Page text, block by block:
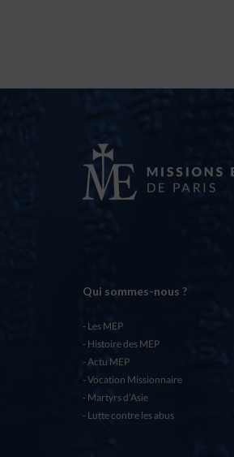
Qui sommes-nous ?
Les MEP
Histoire des MEP
Actu MEP
Vocation Missionnaire
Martyrs d’Asie
Lutte contre les abus